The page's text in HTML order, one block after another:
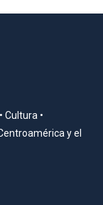
Cultura •
y el